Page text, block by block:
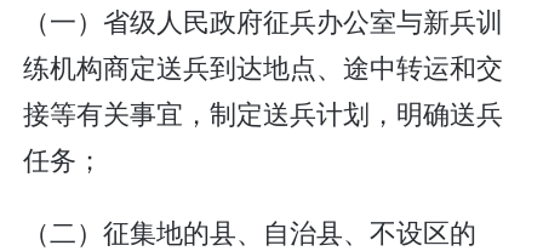
（一）省级人民政府征兵办公室与新兵训
练机构商定送兵到达地点、途中转运和交
接等有关事宜，制定送兵计划，明确送兵
任务；
（二）征集地的县、自治县、不设区的